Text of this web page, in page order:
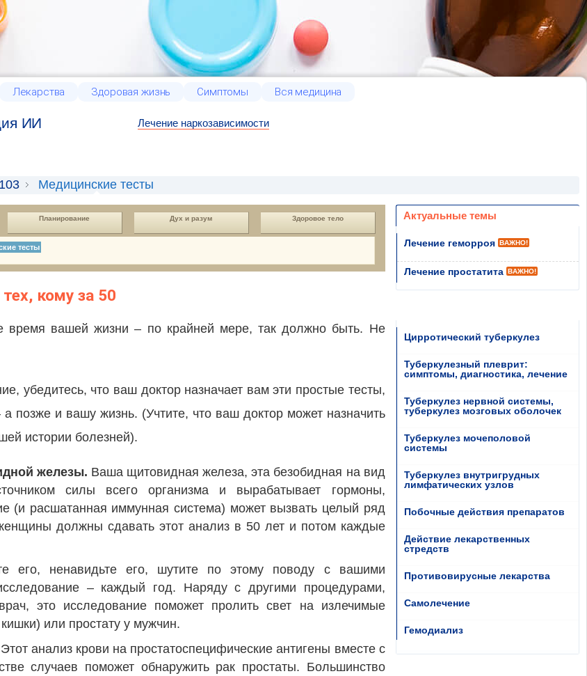
Лекарства Здоровая жизнь Симптомы Вся медицина
ИИ Лечение наркозависимости
Медицинские тесты
Планирование Дух и разум Здоровое тело
тесты
кому за 50
время вашей жизни – по крайней мере, так должно быть. Не
убедитесь, что ваш доктор назначает вам эти простые тесты,
позже и вашу жизнь. (Учтите, что ваш доктор может назначить
истории болезней).
железы. Ваша щитовидная железа, эта безобидная на вид
силы всего организма и вырабатывает гормоны,
(и расшатанная иммунная система) может вызвать целый ряд
должны сдавать этот анализ в 50 лет и потом каждые
его, ненавидьте его, шутите по этому поводу с вашими
– каждый год. Наряду с другими процедурами,
это исследование поможет пролить свет на излечимые
или простату у мужчин.
Этот анализ крови на простатоспецифические антигены вместе с
случаев поможет обнаружить рак простаты. Большинство
Актуальные темы
Лечение геморроя ВАЖНО!
Лечение простатита ВАЖНО!
Цирротический туберкулез
Туберкулезный плеврит:
симптомы, диагностика, лечение
Туберкулез нервной системы,
туберкулез мозговых оболочек
Туберкулез мочеполовой
системы
Туберкулез внутригрудных
лимфатических узлов
Побочные действия препаратов
Действие лекарственных
стредств
Противовирусные лекарства
Самолечение
Гемодиализ